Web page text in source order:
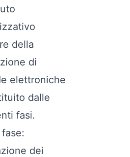
della
di
elettroniche
dalle
fasi.
dei